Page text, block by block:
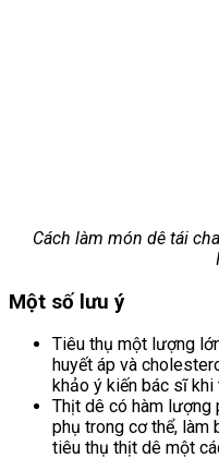
Cách làm món dê tái
Một số lưu ý
Tiêu thụ một lượng
huyết áp và
khảo ý kiến bác sĩ
Thịt dê có hàm lượng
phụ trong cơ thể, làm
tiêu thụ thịt dê một